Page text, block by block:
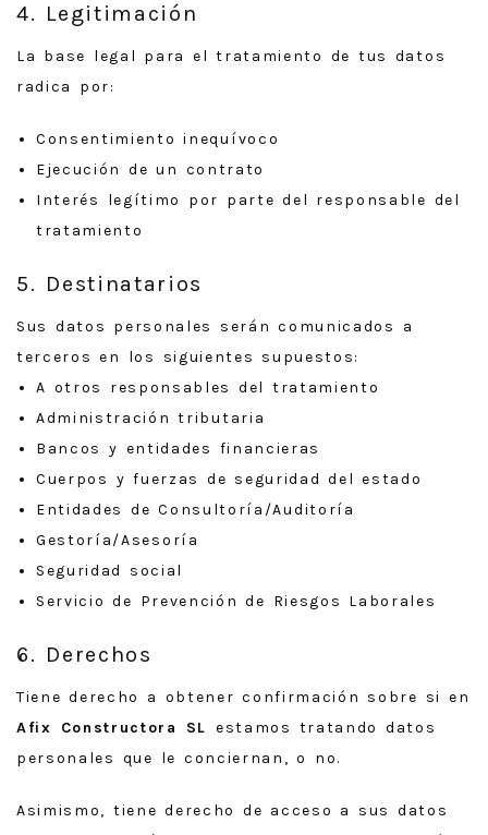
4. Legitimación
La base legal para el tratamiento de tus datos
radica por:
Consentimiento inequívoco
Ejecución de un contrato
Interés legítimo por parte del responsable del
tratamiento
5. Destinatarios
Sus datos personales serán comunicados a
terceros en los siguientes supuestos:
A otros responsables del tratamiento
Administración tributaria
Bancos y entidades financieras
Cuerpos y fuerzas de seguridad del estado
Entidades de Consultoría/Auditoría
Gestoría/Asesoría
Seguridad social
Servicio de Prevención de Riesgos Laborales
6. Derechos
Tiene derecho a obtener confirmación sobre si en
Afix Constructora SL estamos tratando datos
personales que le conciernan, o no.
Asimismo, tiene derecho de acceso a sus datos